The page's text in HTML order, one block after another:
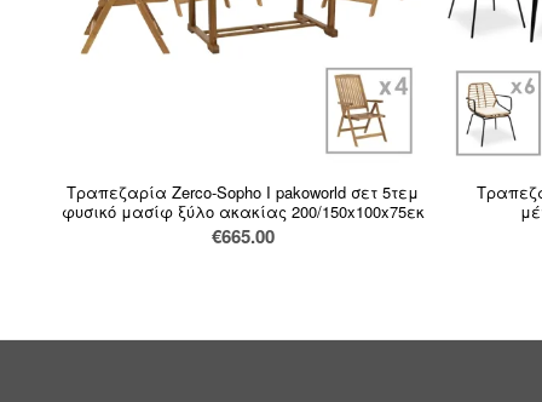
Τραπεζαρία Zerco-Sopho I pakoworld σετ 5τεμ
φυσικό μασίφ ξύλο ακακίας 200/150x100x75εκ
€665.00